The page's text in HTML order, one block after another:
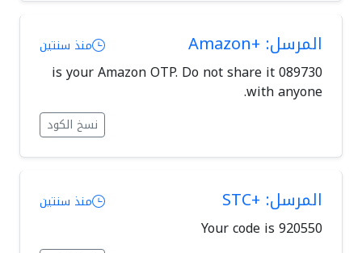
المرسل: +Amazon منذ سنتين
089730 is your Amazon OTP. Do not share it
with anyone.
نسخ الكود
المرسل: +STC منذ سنتين
Your code is 920550